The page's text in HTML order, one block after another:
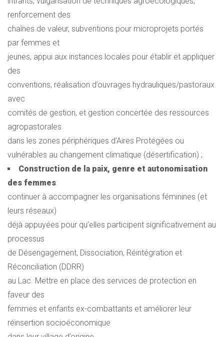
renforcement des
chaînes de valeur, subventions pour microprojets portés
par femmes et
jeunes, appui aux instances locales pour établir et appliquer
des
conventions, réalisation d’ouvrages hydrauliques/pastoraux
avec
comités de gestion, et gestion concertée des ressources
agropastorales
dans les zones périphériques d’Aires Protégées ou
vulnérables au changement climatique (désertification) ;
Construction de la paix, genre et autonomisation
des femmes:
continuer à accompagner les organisations féminines (et
leurs réseaux)
déjà appuyées pour qu’elles participent significativement au
processus
de Désengagement, Dissociation, Réintégration et
Réconciliation (DDRR)
au Lac. Mettre en place des services de protection en
faveur des
femmes et enfants ex-combattants et améliorer leur
réinsertion socioéconomique